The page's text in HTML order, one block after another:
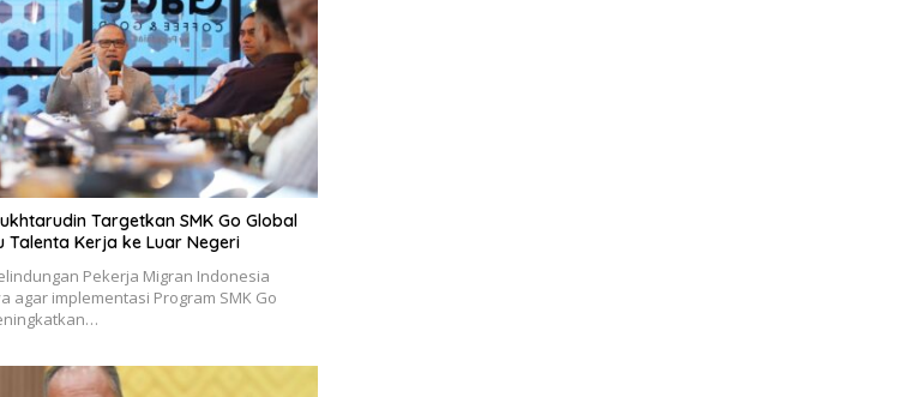
Targetkan SMK Go Global
Talenta Kerja ke Luar Negeri
Pekerja Migran Indonesia
agar implementasi Program SMK Go